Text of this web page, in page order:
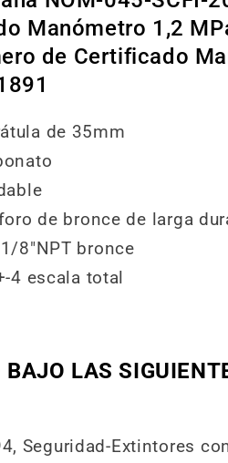
Manómetro 1,2
de Certificado
de 35mm
de bronce de larga
8"NPT bronce
4 escala total
BAJO LAS
Seguridad-Extintores